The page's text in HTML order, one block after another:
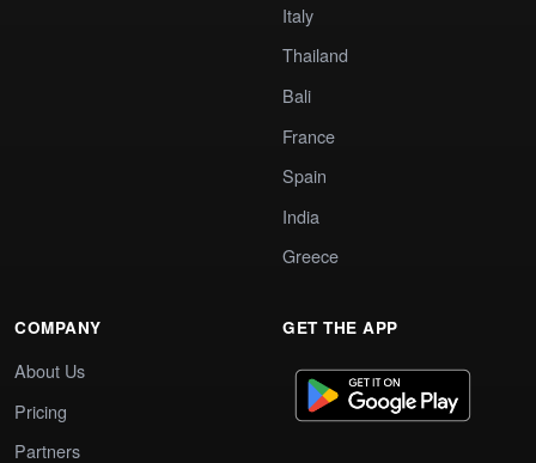
Italy
Thailand
Bali
France
Spain
India
Greece
COMPANY
About Us
Pricing
Partners
GET THE APP